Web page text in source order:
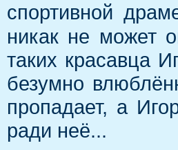
спортивной
никак не может
таких красавца
безумно
пропадает, а
ради неё...